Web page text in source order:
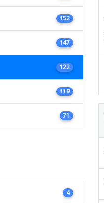
152
147
122
119
71
4